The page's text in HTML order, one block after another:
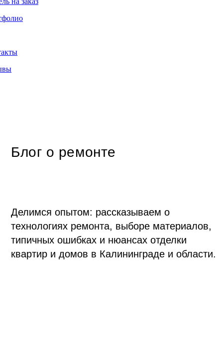
Блог о ремонте
Делимся опытом: рассказываем о
технологиях ремонта, выборе материалов,
типичных ошибках и нюансах отделки
квартир и домов в Калининграде и области.